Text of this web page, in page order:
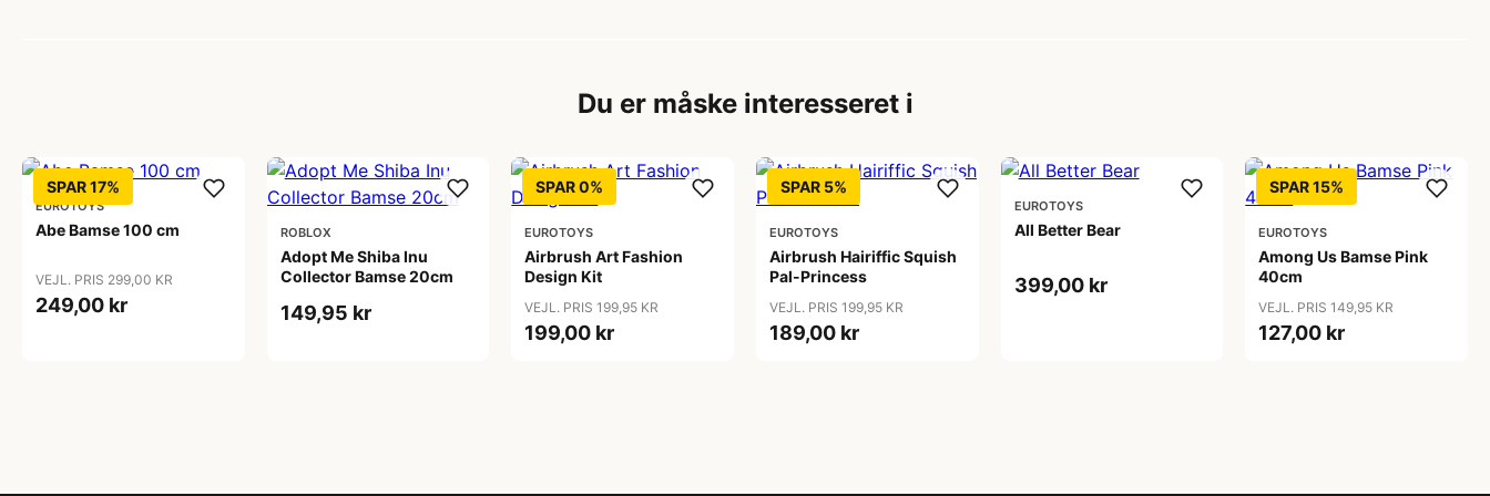
Du er måske interesseret i
SPAR 17%
EUROTOYS
Abe Bamse 100 cm
VEJL. PRIS 299,00 KR
249,00 kr
ROBLOX
Adopt Me Shiba Inu
Collector Bamse 20cm
149,95 kr
SPAR 0%
EUROTOYS
Airbrush Art Fashion
Design Kit
VEJL. PRIS 199,95 KR
199,00 kr
SPAR 5%
EUROTOYS
Airbrush Hairiffic Squish
Pal-Princess
VEJL. PRIS 199,95 KR
189,00 kr
EUROTOYS
All Better Bear
399,00 kr
SPAR 15%
EUROTOYS
Among Us Bamse Pink
40cm
VEJL. PRIS 149,95 KR
127,00 kr